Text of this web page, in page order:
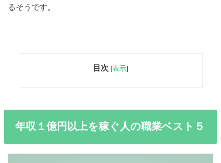
るそうです。
目次 [表示]
年収１億円以上を稼ぐ人の職業ベスト５